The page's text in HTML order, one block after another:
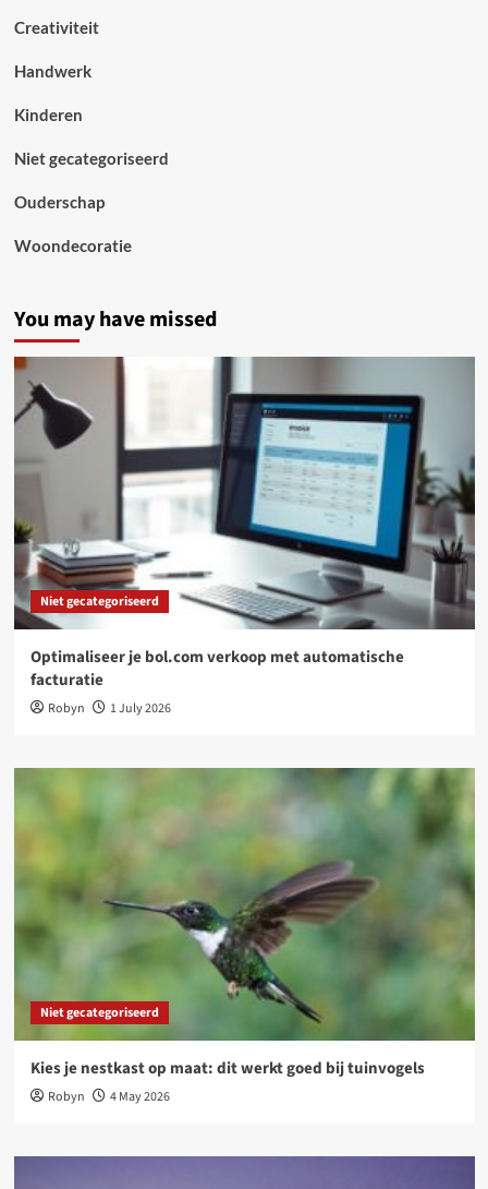
Creativiteit
Handwerk
Kinderen
Niet gecategoriseerd
Ouderschap
Woondecoratie
You may have missed
Niet gecategoriseerd
Optimaliseer je bol.com verkoop met automatische
facturatie
Robyn 1 July 2026
Niet gecategoriseerd
Kies je nestkast op maat: dit werkt goed bij tuinvogels
Robyn 4 May 2026